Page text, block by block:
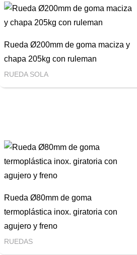
Rueda Ø200mm de goma maciza y
chapa 205kg con ruleman
RUEDA SOLA
Rueda Ø80mm de goma
termoplástica inox. giratoria con
agujero y freno
RUEDAS